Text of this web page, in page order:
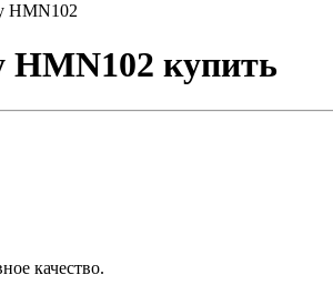
HMN102
HMN102 купить
качество.